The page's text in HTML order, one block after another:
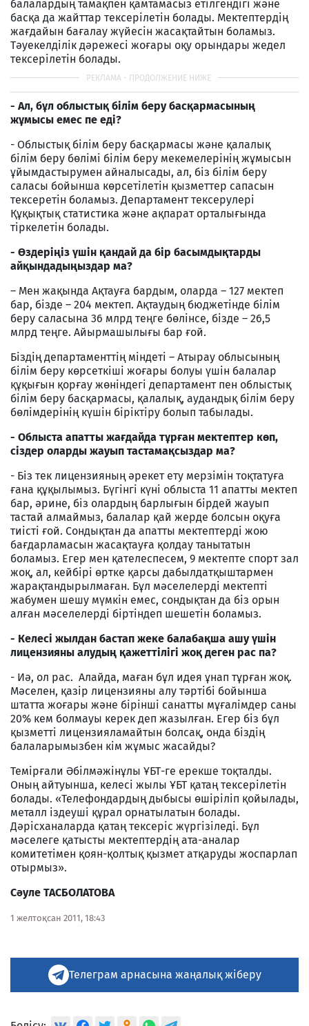
балалардың тамақпен қамтамасыз етілгендігі және
басқа да жайттар тексерілетін болады. Мектептердің
жағдайын бағалау жүйесін жасақтайтын боламыз.
Тәуекелділік дәрежесі жоғары оқу орындары жедел
тексерілетін болады.
- Ал, бұл облыстық білім беру басқармасының
жұмысы емес пе еді?
- Облыстық білім беру басқармасы және қалалық
білім беру бөлімі білім беру мекемелерінің жұмысын
ұйымдастырумен айналысады, ал, біз білім беру
саласы бойынша көрсетілетін қызметтер сапасын
тексеретін боламыз. Департамент тексерулері
Құқықтық статистика және ақпарат орталығында
тіркелетін болады.
- Өздеріңіз үшін қандай да бір басымдықтарды
айқындадыңыздар ма?
– Мен жақында Ақтауға бардым, оларда – 127 мектеп
бар, бізде – 204 мектеп. Ақтаудың бюджетінде білім
беру саласына 36 млрд теңге бөлінсе, бізде – 26,5
млрд теңге. Айырмашылығы бар ғой.
Біздің департаменттің міндеті – Атырау облысының
білім беру көрсеткіші жоғары болуы үшін балалар
құқығын қорғау жөніндегі департамент пен облыстық
білім беру басқармасы, қалалық, аудандық білім беру
бөлімдерінің күшін біріктіру болып табылады.
- Облыста апатты жағдайда тұрған мектептер көп,
сіздер оларды жауып тастамақсыздар ма?
- Біз тек лицензияның әрекет ету мерзімін тоқтатуға
ғана құқылымыз. Бүгінгі күні облыста 11 апатты мектеп
бар, әрине, біз олардың барлығын бірдей жауып
тастай алмаймыз, балалар қай жерде болсын оқуға
тиісті ғой. Сондықтан да апатты мектептерді жою
бағдарламасын жасақтауға қолдау танытатын
боламыз. Егер мен қателеспесем, 9 мектепте спорт зал
жоқ, ал, кейбірі өртке қарсы дабылдатқыштармен
жарақтандырылмаған. Бұл мәселелерді мектепті
жабумен шешу мүмкін емес, сондықтан да біз орын
алған мәселелерді біртіндеп шешетін боламыз.
- Келесі жылдан бастап жеке балабақша ашу үшін
лицензияны алудың қажеттілігі жоқ деген рас па?
- Иә, ол рас. Алайда, маған бұл идея ұнап тұрған жоқ.
Мәселен, қазір лицензияны алу тәртібі бойынша
штатта жоғары және бірінші санатты мұғалімдер саны
20% кем болмауы керек деп жазылған. Егер біз бұл
қызметті лицензияламайтын болсақ, онда біздің
балаларымызбен кім жұмыс жасайды?
Темірғали Әбілмәжінұлы ҰБТ-ге ерекше тоқталды.
Оның айтуынша, келесі жылы ҰБТ қатаң тексерілетін
болады. «Телефондардың дыбысы өшіріліп қойылады,
металл іздеуші құрал орнатылатын болады.
Дәрісханаларда қатаң тексеріс жүргізіледі. Бұл
мәселеге қатысты мектептердің ата-аналар
комитетімен қоян-қолтық қызмет атқаруды жоспарлап
отырмыз».
Сәуле ТАСБОЛАТОВА
1 желтоқсан 2011, 18:43
Телеграм арнасына жаңалық жіберу